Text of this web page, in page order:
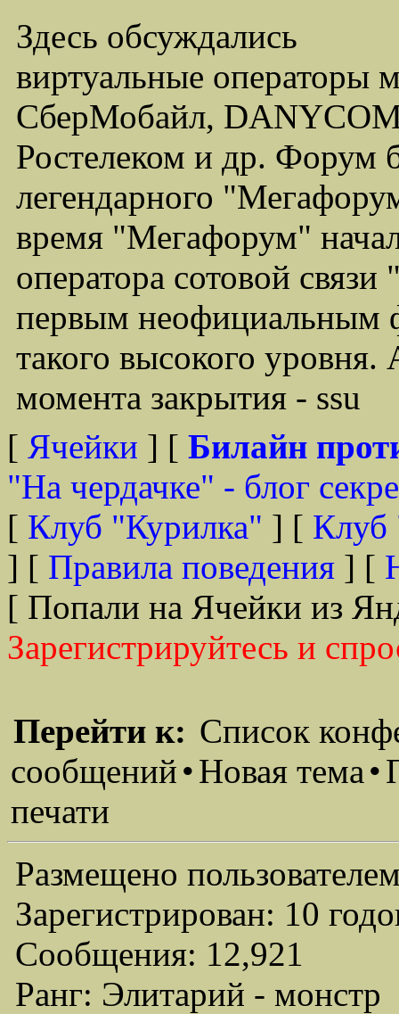
Здесь обсуждались
виртуальные операторы
СберМобайл,
Ростелеком и др. Форум
легендарного
время "Мегафорум"
оператора сотовой
первым неофициальным
такого высокого
момента закрытия - ssu
[ Ячейки ] [ Билайн
"На чердачке" - блог
[ Клуб "Курилка" ] [ Клуб
] [ Правила поведения ] [
[ Попали на Ячейки из
Зарегистрируйтесь и
Перейти к: Список
сообщений•Новая тема•
печати
Размещено
Зарегистрирован: 10
Сообщения: 12,921
Ранг: Элитарий - монстр